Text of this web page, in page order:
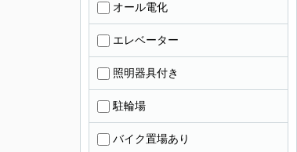
オール電化
エレベーター
照明器具付き
駐輪場
バイク置場あり